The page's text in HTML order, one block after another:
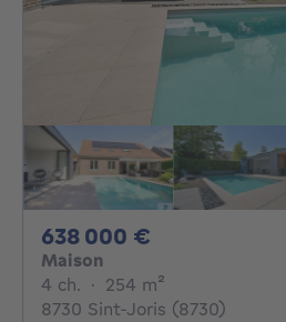
638 000 €
Maison
4 ch. 4 chambres
· 254 m²
8730 Sint-Joris (8730)